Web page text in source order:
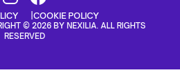
COOKIE POLICY
© 2026 BY NEXILIA. ALL RIGHTS
RESERVED